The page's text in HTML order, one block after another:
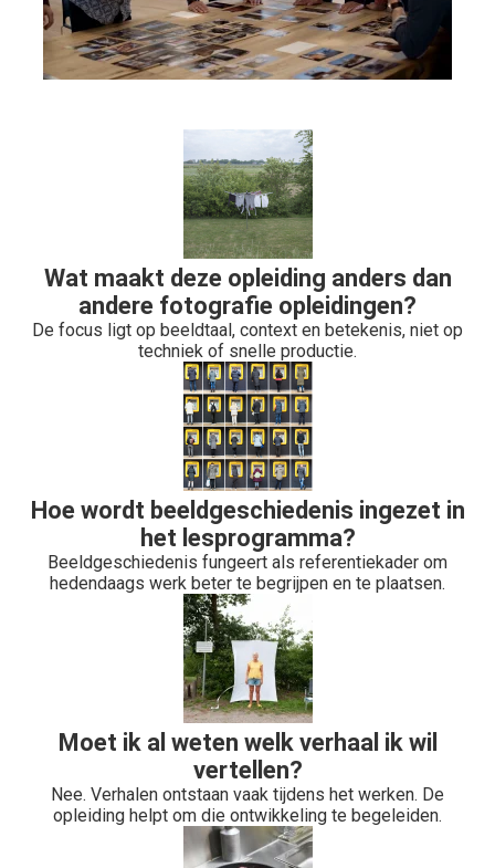
Wat maakt deze opleiding anders dan
andere fotografie opleidingen?
De focus ligt op beeldtaal, context en betekenis, niet op
techniek of snelle productie.
Hoe wordt beeldgeschiedenis ingezet in
het lesprogramma?
Beeldgeschiedenis fungeert als referentiekader om
hedendaags werk beter te begrijpen en te plaatsen.
Moet ik al weten welk verhaal ik wil
vertellen?
Nee. Verhalen ontstaan vaak tijdens het werken. De
opleiding helpt om die ontwikkeling te begeleiden.